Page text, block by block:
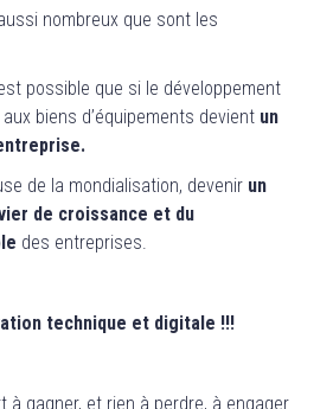
nombreux que sont les
possible que si le développement
biens d’équipements devient un
de la mondialisation, devenir un
de croissance et du
des entreprises.
technique et digitale !!!
gagner, et rien à perdre, à engager